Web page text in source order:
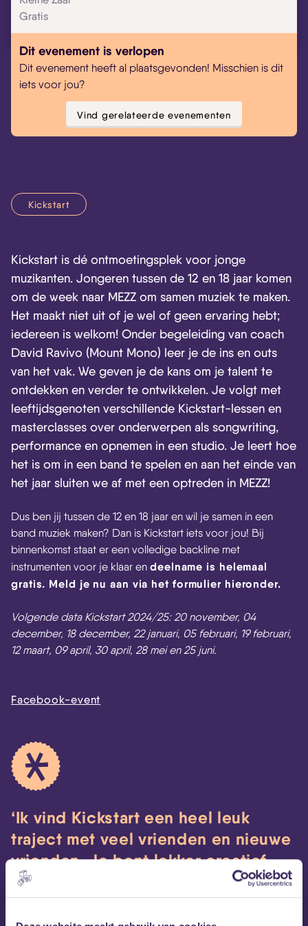
Gratis
Dit evenement is verlopen
Dit evenement heeft al plaatsgevonden! Misschien is dit
iets voor jou?
Vind gerelateerde evenementen
Kickstart
Kickstart is dé ontmoetingsplek voor jonge
muzikanten. Jongeren tussen de 12 en 18 jaar komen
om de week naar MEZZ om samen muziek te maken.
Het maakt niet uit of je wel of geen ervaring hebt;
iedereen is welkom! Onder begeleiding van coach
David Ravivo (Mount Mono) leer je de ins en outs
van het vak. We geven je de kans om je talent te
ontdekken en verder te ontwikkelen. Je volgt met
leeftijdsgenoten verschillende Kickstart-lessen en
masterclasses over onderwerpen als songwriting,
performance en opnemen in een studio. Je leert hoe
het is om in een band te spelen en aan het einde van
het jaar sluiten we af met een optreden in MEZZ!
Dus ben jij tussen de 12 en 18 jaar en wil je samen in een
band muziek maken? Dan is Kickstart iets voor jou! Bij
binnenkomst staat er een volledige backline met
instrumenten voor je klaar en deelname is helemaal
gratis. Meld je nu aan via het formulier hieronder.
Volgende data Kickstart 2024/25: 20 november, 04
december, 18 december, 22 januari, 05 februari, 19 februari,
12 maart, 09 april, 30 april, 28 mei en 25 juni.
Facebook-event
Ik vind Kickstart een heel leuk
traject met veel vrienden en nieuwe
vrienden. Je bent lekker creatief
bezig in een gezellige sfeer met
verschillende mensen. Ik vind het